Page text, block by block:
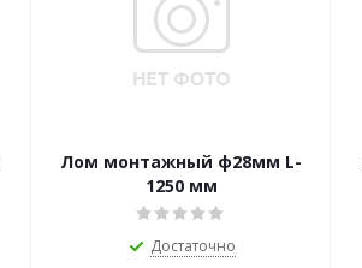
Лом монтажный ф28мм L-
1250 мм
Достаточно